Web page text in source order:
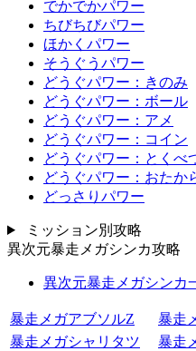
でかでかパワー
ちびちびパワー
ほかくパワー
そうぐうパワー
どうぐパワー：きのみ
どうぐパワー：ボール
どうぐパワー：アメ
どうぐパワー：コイン
どうぐパワー：とくべ
どうぐパワー：おたか
どっさりパワー
ミッション別攻略
異次元暴走メガシンカ攻略
異次元暴走メガシンカ
暴走メガアブソルZ
暴走
暴走メガシャリタツ
暴走